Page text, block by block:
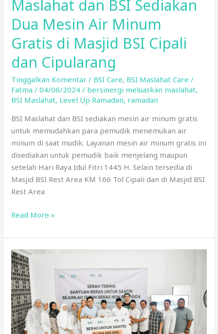
Maslahat dan BSI Sediakan
Dua Mesin Air Minum
Gratis di Masjid BSI Cipali
dan Cipularang
Tinggalkan Komentar / BSI Care, BSI Maslahat Care /
Fatma/04/06/2024/ bersinergi meluaskan maslahat,
BSI Maslahat, Level Up Ramadan, ramadan
BSI Maslahat dan BSI sediakan mesin air minum gratis
untuk memudahkan para pemudik menemukan air
minum di saat mudik. Layanan mesin air minum gratis ini
disediakan untuk pemudik baik menjelang maupun
setelah Hari Raya Idul Fitri 1445 H. Selain tersedia di
Masjid BSI Rest Area KM 166 Tol Cipali dan di Masjid BSI
Rest Area
BSI
Cipali
dan
Cipularang
Read More »
BSI
Maslahat
dan
BSI
Serahkan
Bantuan
12